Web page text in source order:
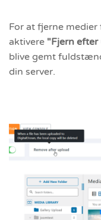
For at fjerne
aktivere "Fjern efter
blive gemt
din server.